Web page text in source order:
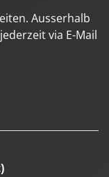
Ausserhalb
via E-Mail